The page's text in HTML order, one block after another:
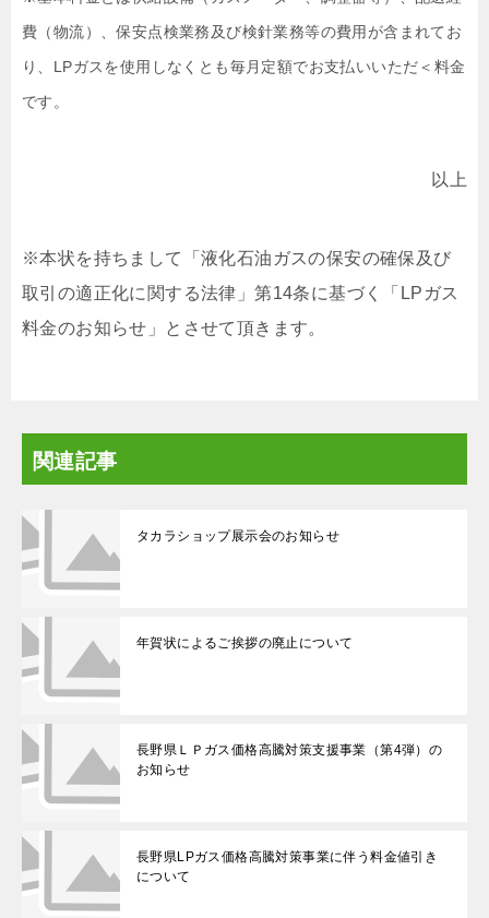
費（物流）、保安点検業務及び検針業務等の費用が含まれてお
り、LPガスを使用しなくとも毎月定額でお支払いいただ＜料金
です。
以上
※本状を持ちまして「液化石油ガスの保安の確保及び
取引の適正化に関する法律」第14条に基づく「LPガス
料金のお知らせ」とさせて頂きます。
関連記事
タカラショップ展示会のお知らせ
年賀状によるご挨拶の廃止について
長野県ＬＰガス価格高騰対策支援事業（第4弾）の
お知らせ
長野県LPガス価格高騰対策事業に伴う料金値引き
について